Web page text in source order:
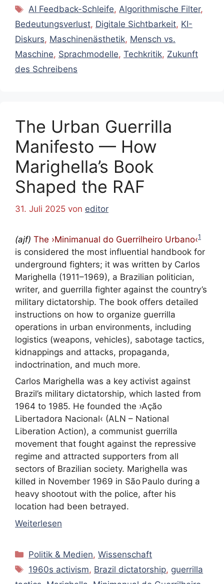
Schlagwörter
AI Feedback-Schleife,Algorithmische Filter,
Bedeutungsverlust, Digitale Sichtbarkeit, KI-
Diskurs, Maschinenästhetik, Mensch vs.
Maschine, Sprachmodelle, Techkritik, Zukunft
des Schreibens
The Urban Guerrilla
Manifesto — How
Marighella’s Book
Shaped the RAF
31. Juli 2025 von editor
(ajf) The ›Minimanual do Guerrilheiro Urbano‹1
is considered the most influential handbook for
underground fighters; it was written by Carlos
Marighella (1911–1969), a Brazilian politician,
writer, and guerrilla fighter against the country’s
military dictatorship. The book offers detailed
instructions on how to organize guerrilla
operations in urban environments, including
logistics (weapons, vehicles), sabotage tactics,
kidnappings and attacks, propaganda,
indoctrination, and much more.
Carlos Marighella was a key activist against
Brazil’s military dictatorship, which lasted from
1964 to 1985. He founded the ›Ação
Libertadora Nacional‹ (ALN – National
Liberation Action), a communist guerrilla
movement that fought against the repressive
regime and attracted supporters from all
sectors of Brazilian society. Marighella was
killed in November 1969 in São Paulo during a
heavy shootout with the police, after his
location had been betrayed.
Weiterlesen
Kategorien
Politik & Medien,Wissenschaft
Schlagwörter
1960s activism, Brazil dictatorship, guerrilla